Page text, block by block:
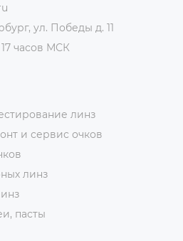
ул. Победы д. 11
часов МСК
линз
и сервис очков
линз
пасты